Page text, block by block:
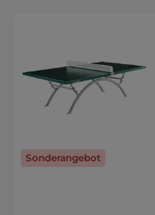
Sonderangebot